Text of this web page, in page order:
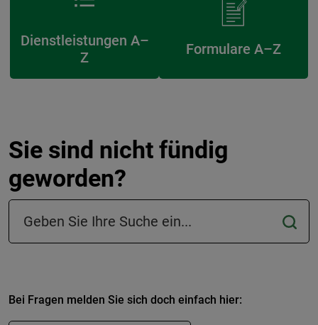
Dienstleistungen A–
Z
Formulare A–Z
Sie sind nicht fündig
geworden?
Suchfeld in der Fußzeile
Bei Fragen melden Sie sich doch einfach hier: